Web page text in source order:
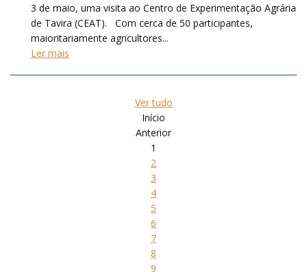
3 de maio, uma visita ao Centro de Experimentação Agrária
de Tavira (CEAT). Com cerca de 50 participantes,
maioritariamente agricultores...
Ler mais
Ver tudo
Início
Anterior
1
2
3
4
5
6
7
8
9